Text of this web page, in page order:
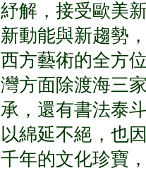
紓解，接受歐美
新動能與新趨勢
西方藝術的全方
灣方面除渡海三
承，還有書法泰
以綿延不絕，也
千年的文化珍寶